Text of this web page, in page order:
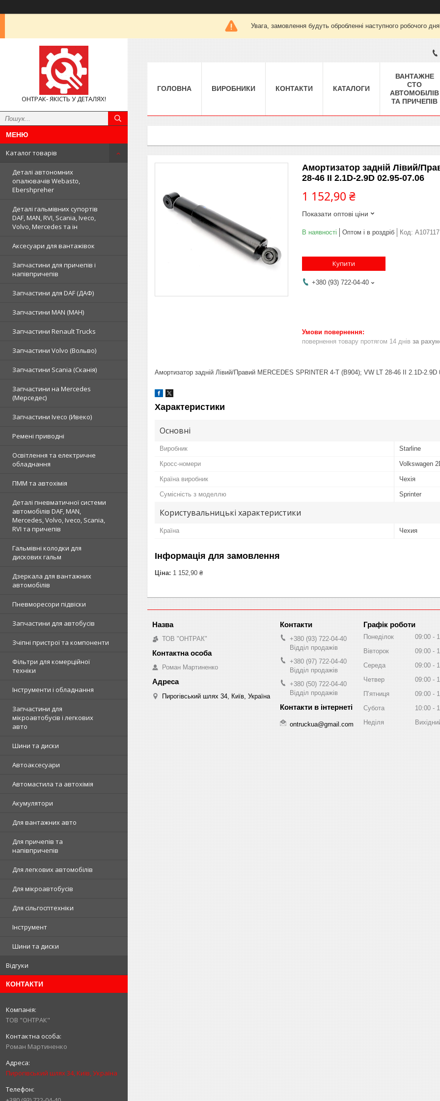
Увага, замовлення будуть обробленні наступного робочого
ОНТРАК- ЯКІСТЬ У ДЕТАЛЯХ!
Каталог товарів
Деталі автономних
опалювачів Webasto,
Ebershpreher
Деталі гальмівних супортів
DAF, MAN, RVI, Scania, Iveco,
Volvo, Mercedes та ін
Аксесуари для вантажівок
Запчастини для причепів і
напівпричепів
Запчастини для DAF (ДАФ)
Запчастини MAN (МАН)
Запчастини Renault Trucks
Запчастини Volvo (Вольво)
Запчастини Scania (Сканія)
Запчастини на Mercedes
(Мерседес)
Запчастини Iveco (Ивеко)
Ремені приводні
Освітлення та електричне
обладнання
ПММ та автохімія
Деталі пневматичної системи
автомобілів DAF, MAN,
Mercedes, Volvo, Iveco, Scania,
RVI та причепів
Гальмівні колодки для
дискових гальм
Дзеркала для вантажних
автомобілів
Пневморесори підвіски
Запчастини для автобусів
Зчіпні пристрої та компоненти
Фільтри для комерційної
техніки
Інструменти і обладнання
Запчастини для
мікроавтобусів і легкових
авто
Шини та диски
Автоаксесуари
Автомастила та автохімія
Акумулятори
Для вантажних авто
Для причепів та
напівпричепів
Для легкових автомобілів
Для мікроавтобусів
Для сільгосптехніки
Інструмент
Шини та диски
Відгуки
КОНТАКТИ
ТОВ "ОНТРАК"
Роман Мартиненко
Пирогівський шлях 34, Київ, Україна
ГОЛОВНА ВИРОБНИКИ КОНТАКТИ КАТАЛОГИ
ВАНТАЖНЕ
СТО
АВТОМОБІЛІВ
ТА ПРИЧЕПІВ
Амортизатор задній Лівий/
28-46 II 2.1D-2.9D 02.95-07.06
1 152,90 ₴
Показати оптові ціни
В наявності Оптом і в роздріб Код: A107117
Купити
+380 (93) 722-04-40
повернення товару протягом 14 днів за
Амортизатор задній Лівий/Правий MERCEDES SPRINTER 4-T (B904); VW LT 28-46 II 2.1D-2.9D
Характеристики
Основні
Виробник Starline
Кросс-номери Volkswagen
Країна виробник Чехія
Сумісність з моделлю Sprinter
Користувальницькі характеристики
Країна Чехия
Інформація для замовлення
Ціна: 1 152,90 ₴
ТОВ "ОНТРАК"
Роман Мартиненко
Пирогівський шлях 34, Київ, Україна
+380 (93) 722-04-40
Відділ продажів
+380 (97) 722-04-40
Відділ продажів
+380 (50) 722-04-40
Відділ продажів
ontruckua@gmail.com
Графік роботи
Понеділок 09:00
Вівторок
09:00
Середа
09:00
Четвер
09:00
Пʼятниця
09:00
Субота
10:00
Неділя